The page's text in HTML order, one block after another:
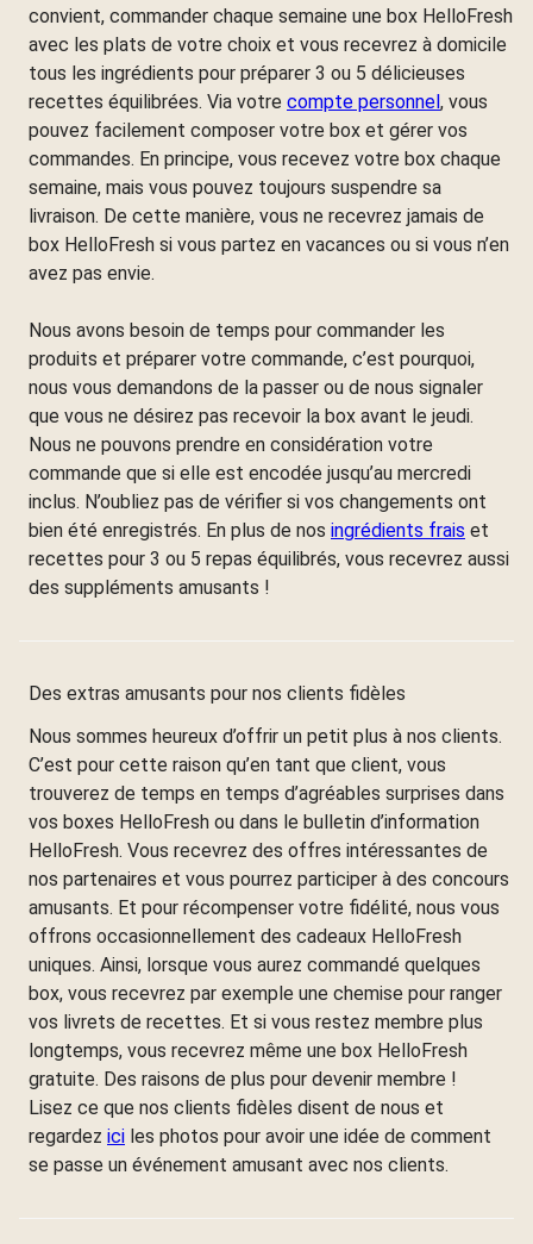
convient, commander chaque semaine une box HelloFresh
avec les plats de votre choix et vous recevrez à domicile
tous les ingrédients pour préparer 3 ou 5 délicieuses
recettes équilibrées. Via votre compte personnel, vous
pouvez facilement composer votre box et gérer vos
commandes. En principe, vous recevez votre box chaque
semaine, mais vous pouvez toujours suspendre sa
livraison. De cette manière, vous ne recevrez jamais de
box HelloFresh si vous partez en vacances ou si vous n’en
avez pas envie.
Nous avons besoin de temps pour commander les
produits et préparer votre commande, c’est pourquoi,
nous vous demandons de la passer ou de nous signaler
que vous ne désirez pas recevoir la box avant le jeudi.
Nous ne pouvons prendre en considération votre
commande que si elle est encodée jusqu’au mercredi
inclus. N’oubliez pas de vérifier si vos changements ont
bien été enregistrés. En plus de nos ingrédients frais et
recettes pour 3 ou 5 repas équilibrés, vous recevrez aussi
des suppléments amusants !
Des extras amusants pour nos clients fidèles
Nous sommes heureux d’offrir un petit plus à nos clients.
C’est pour cette raison qu’en tant que client, vous
trouverez de temps en temps d’agréables surprises dans
vos boxes HelloFresh ou dans le bulletin d’information
HelloFresh. Vous recevrez des offres intéressantes de
nos partenaires et vous pourrez participer à des concours
amusants. Et pour récompenser votre fidélité, nous vous
offrons occasionnellement des cadeaux HelloFresh
uniques. Ainsi, lorsque vous aurez commandé quelques
box, vous recevrez par exemple une chemise pour ranger
vos livrets de recettes. Et si vous restez membre plus
longtemps, vous recevrez même une box HelloFresh
gratuite. Des raisons de plus pour devenir membre !
Lisez ce que nos clients fidèles disent de nous et
regardez ici les photos pour avoir une idée de comment
se passe un événement amusant avec nos clients.